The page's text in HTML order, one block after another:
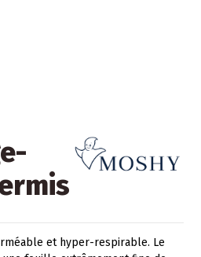
et hyper-respirable. Le